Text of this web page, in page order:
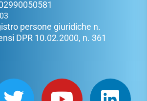
persone giuridiche n.
DPR 10.02.2000, n. 361